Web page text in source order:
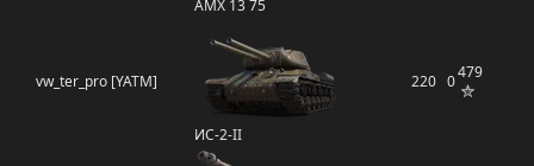
AMX 13 75
vw_ter_pro [YATM]
ИС-2-II
220 0479